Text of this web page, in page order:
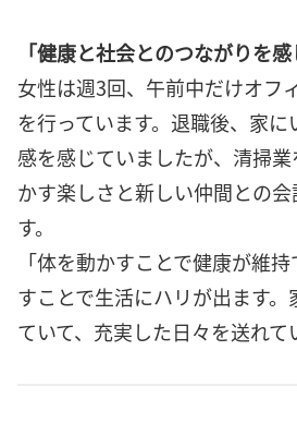
「健康と社会とのつながりを感
女性は週3回、午前中だけオフ
を行っています。退職後、家
感を感じていましたが、清掃
かす楽しさと新しい仲間との
す。
「体を動かすことで健康が維
すことで生活にハリが出ます
ていて、充実した日々を送れて